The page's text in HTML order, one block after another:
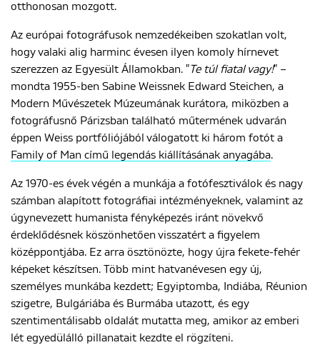
otthonosan mozgott.
Az európai fotográfusok nemzedékeiben szokatlan volt,
hogy valaki alig harminc évesen ilyen komoly hírnevet
szerezzen az Egyesült Államokban. "Te túl fiatal vagy!" –
mondta 1955-ben Sabine Weissnek Edward Steichen, a
Modern Művészetek Múzeumának kurátora, miközben a
fotográfusnő Párizsban található műtermének udvarán
éppen Weiss portfóliójából válogatott ki három fotót a
Family of Man című legendás kiállításának anyagába.
Az 1970-es évek végén a munkája a fotófesztiválok és nagy
számban alapított fotográfiai intézményeknek, valamint az
úgynevezett humanista fényképezés iránt növekvő
érdeklődésnek köszönhetően visszatért a figyelem
középpontjába. Ez arra ösztönözte, hogy újra fekete-fehér
képeket készítsen. Több mint hatvanévesen egy új,
személyes munkába kezdett; Egyiptomba, Indiába, Réunion
szigetre, Bulgáriába és Burmába utazott, és egy
szentimentálisabb oldalát mutatta meg, amikor az emberi
lét egyedülálló pillanatait kezdte el rögzíteni.